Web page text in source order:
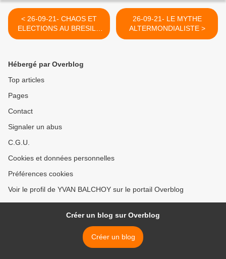
< 26-09-21- CHAOS ET
ELECTIONS AU BRESIL -
LA FIN DE BOLSONARO ?
MICHEL COLLON)
26-09-21- LE MYTHE
ALTERMONDIALISTE >
Hébergé par Overblog
Top articles
Pages
Contact
Signaler un abus
C.G.U.
Cookies et données personnelles
Préférences cookies
Voir le profil de YVAN BALCHOY sur le portail Overblog
Créer un blog sur Overblog
Créer un blog